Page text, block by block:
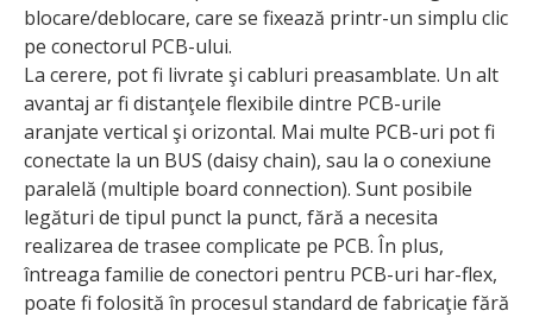
blocare/deblocare, care se fixează printr-un simplu clic
pe conectorul PCB-ului.
La cerere, pot fi livrate şi cabluri preasamblate. Un alt
avantaj ar fi distanţele flexibile dintre PCB-urile
aranjate vertical şi orizontal. Mai multe PCB-uri pot fi
conectate la un BUS (daisy chain), sau la o conexiune
paralelă (multiple board connection). Sunt posibile
legături de tipul punct la punct, fără a necesita
realizarea de trasee complicate pe PCB. În plus,
întreaga familie de conectori pentru PCB-uri har-flex,
poate fi folosită în procesul standard de fabricaţie fără